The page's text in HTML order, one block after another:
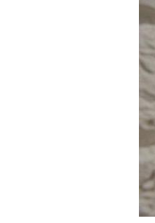
Хлоркаучуковые краски